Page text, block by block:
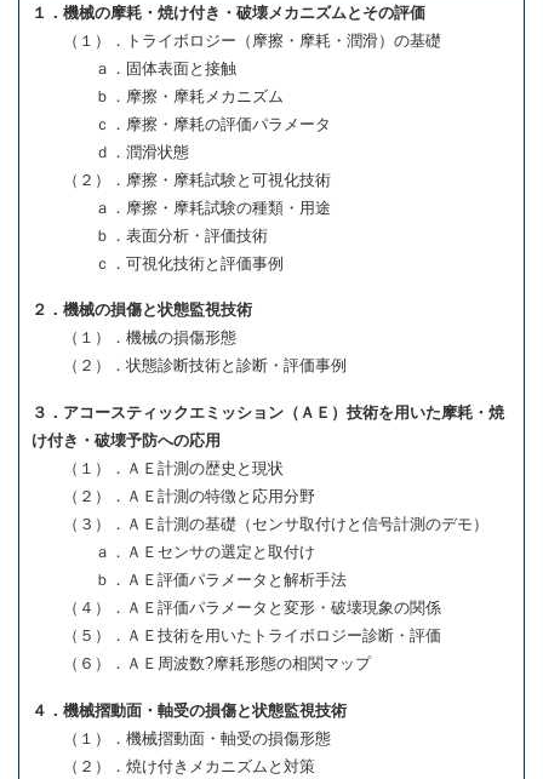
１．機械の摩耗・焼け付き・破壊メカニズムとその評価
（１）．トライボロジー（摩擦・摩耗・潤滑）の基礎
ａ．固体表面と接触
ｂ．摩擦・摩耗メカニズム
ｃ．摩擦・摩耗の評価パラメータ
ｄ．潤滑状態
（２）．摩擦・摩耗試験と可視化技術
ａ．摩擦・摩耗試験の種類・用途
ｂ．表面分析・評価技術
ｃ．可視化技術と評価事例
２．機械の損傷と状態監視技術
（１）．機械の損傷形態
（２）．状態診断技術と診断・評価事例
３．アコースティックエミッション（ＡＥ）技術を用いた摩耗・焼
け付き・破壊予防への応用
（１）．ＡＥ計測の歴史と現状
（２）．ＡＥ計測の特徴と応用分野
（３）．ＡＥ計測の基礎（センサ取付けと信号計測のデモ）
ａ．ＡＥセンサの選定と取付け
ｂ．ＡＥ評価パラメータと解析手法
（４）．ＡＥ評価パラメータと変形・破壊現象の関係
（５）．ＡＥ技術を用いたトライボロジー診断・評価
（６）．ＡＥ周波数?摩耗形態の相関マップ
４．機械摺動面・軸受の損傷と状態監視技術
（１）．機械摺動面・軸受の損傷形態
（２）．焼け付きメカニズムと対策